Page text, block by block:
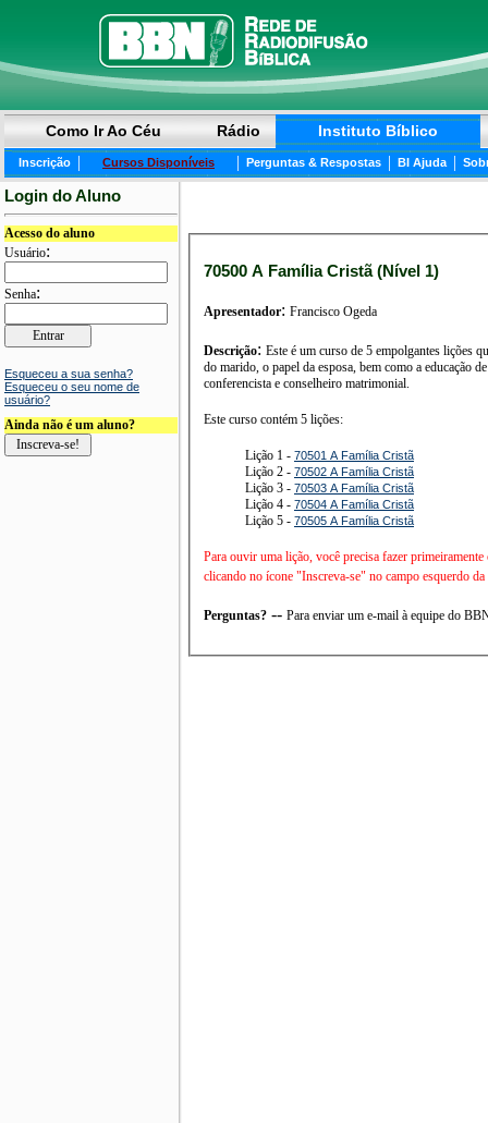
Como Ir Ao Céu Rádio Instituto Bíblico
Inscrição | Cursos Disponíveis | Perguntas & Respostas | BI Ajuda |
Login do Aluno
Acesso do aluno
Usuário:
Senha:
Esqueceu a sua senha?
Esqueceu o seu nome de
usuário?
Ainda não é um aluno?
70500 A Família Cristã (Nível 1)
Apresentador: Francisco Ogeda
Descrição: Este é um curso de 5 empolgantes lições
do marido, o papel da esposa, bem como a educação de filhos, além de
conferencista e conselheiro matrimonial.
Este curso contém 5 lições:
Lição 1 - 70501 A Família Cristã
Lição 2 - 70502 A Família Cristã
Lição 3 - 70503 A Família Cristã
Lição 4 - 70504 A Família Cristã
Lição 5 - 70505 A Família Cristã
Para ouvir uma lição, você precisa fazer
clicando no ícone "Inscreva-se" no campo esquerdo da
Perguntas? -- Para enviar um e-mail à equipe do